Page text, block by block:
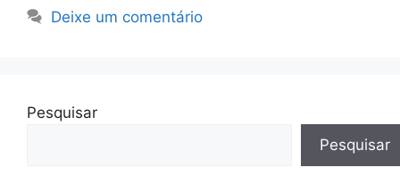
Deixe um comentário
Pesquisar
Pesquisar